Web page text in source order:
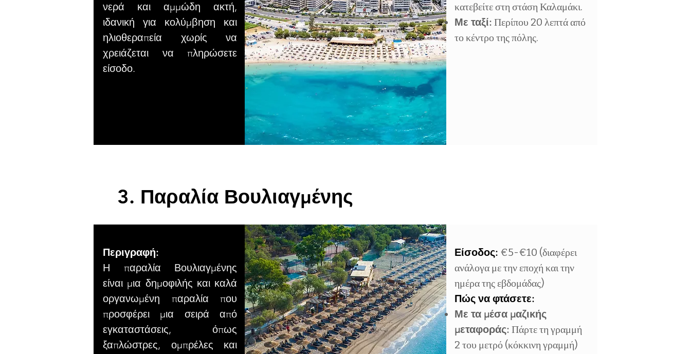
νερά και αμμώδη ακτή,
ιδανική για κολύμβηση και
ηλιοθεραπεία χωρίς να
χρειάζεται να πληρώσετε
είσοδο.
κατεβείτε στη στάση Καλαμάκι.
Με ταξί: Περίπου 20 λεπτά από
το κέντρο της πόλης.
3. Παραλία Βουλιαγμένης
Περιγραφή:
Η παραλία Βουλιαγμένης
είναι μια δημοφιλής και καλά
οργανωμένη παραλία που
προσφέρει μια σειρά από
εγκαταστάσεις, όπως
ξαπλώστρες, ομπρέλες και
Είσοδος: €5-€10 (διαφέρει
ανάλογα με την εποχή και την
ημέρα της εβδομάδας)
Πώς να φτάσετε:
Με τα μέσα μαζικής
μεταφοράς: Πάρτε τη γραμμή
2 του μετρό (κόκκινη γραμμή)